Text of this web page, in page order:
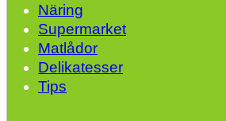
Näring
Supermarket
Matlådor
Delikatesser
Tips